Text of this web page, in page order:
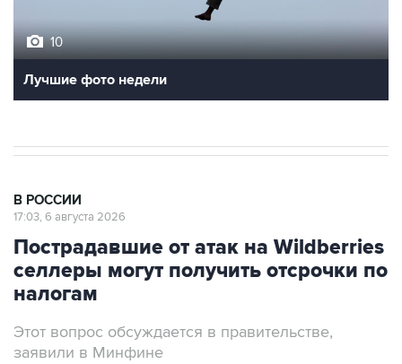
10
Лучшие фото недели
В РОССИИ
17:03, 6 августа 2026
Пострадавшие от атак на Wildberries
селлеры могут получить отсрочки по
налогам
Этот вопрос обсуждается в правительстве,
заявили в Минфине